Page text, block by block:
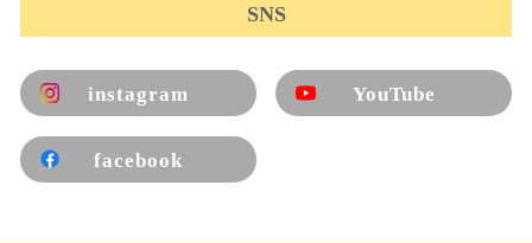
SNS
instagram YouTube
facebook